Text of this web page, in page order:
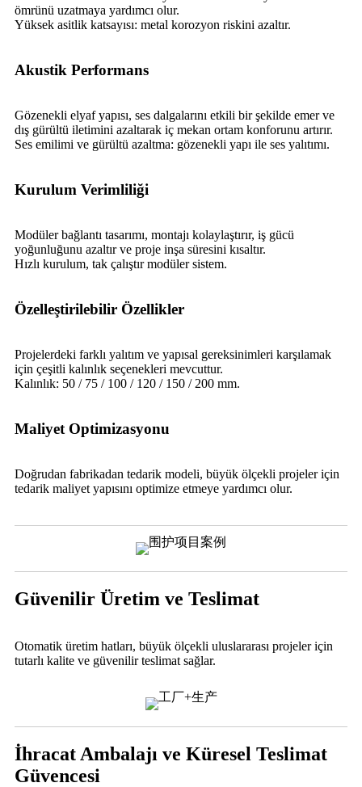
ömrünü uzatmaya yardımcı olur.
Yüksek asitlik katsayısı: metal korozyon riskini azaltır.
Akustik Performans
Gözenekli elyaf yapısı, ses dalgalarını etkili bir şekilde emer ve
dış gürültü iletimini azaltarak iç mekan ortam konforunu artırır.
Ses emilimi ve gürültü azaltma: gözenekli yapı ile ses yalıtımı.
Kurulum Verimliliği
Modüler bağlantı tasarımı, montajı kolaylaştırır, iş gücü
yoğunluğunu azaltır ve proje inşa süresini kısaltır.
Hızlı kurulum, tak çalıştır modüler sistem.
Özelleştirilebilir Özellikler
Projelerdeki farklı yalıtım ve yapısal gereksinimleri karşılamak
için çeşitli kalınlık seçenekleri mevcuttur.
Kalınlık: 50 / 75 / 100 / 120 / 150 / 200 mm.
Maliyet Optimizasyonu
Doğrudan fabrikadan tedarik modeli, büyük ölçekli projeler için
tedarik maliyet yapısını optimize etmeye yardımcı olur.
Güvenilir Üretim ve Teslimat
Otomatik üretim hatları, büyük ölçekli uluslararası projeler için
tutarlı kalite ve güvenilir teslimat sağlar.
İhracat Ambalajı ve Küresel Teslimat
Güvencesi